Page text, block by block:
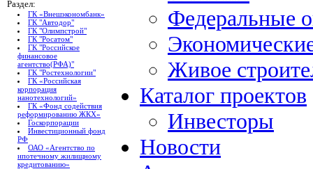
Раздел:
ГК «Внешэкономбанк»
ГК "Автодор"
ГК "Олимпстрой"
ГК "Росатом"
ГК "Российское
финансовое
агентство(РФА)"
ГК "Ростехнологии"
ГК «Российская
корпорация
нанотехнологий»
ГК «Фонд содействия
реформированию ЖКХ»
Госкорпорации
Инвестиционный фонд
РФ
ОАО «Агентство по
ипотечному жилищному
кредитованию»
Федеральные
Живое
Каталог проектов
Инвесторы
Новости